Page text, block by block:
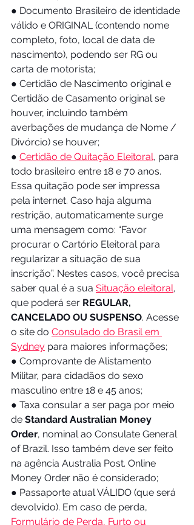
● Documento Brasileiro de identidade
válido e ORIGINAL (contendo nome
completo, foto, local de data de
nascimento), podendo ser RG ou
carta de motorista;
● Certidão de Nascimento original e
Certidão de Casamento original se
houver, incluindo também
averbações de mudança de Nome /
Divórcio) se houver;
● Certidão de Quitação Eleitoral, para
todo brasileiro entre 18 e 70 anos.
Essa quitação pode ser impressa
pela internet. Caso haja alguma
restrição, automaticamente surge
uma mensagem como: “Favor
procurar o Cartório Eleitoral para
regularizar a situação de sua
inscrição”. Nestes casos, você precisa
saber qual é a sua Situação eleitoral,
que poderá ser REGULAR,
CANCELADO OU SUSPENSO. Acesse
o site do Consulado do Brasil em
Sydney para maiores informações;
● Comprovante de Alistamento
Militar, para cidadãos do sexo
masculino entre 18 e 45 anos;
● Taxa consular a ser paga por meio
de Standard Australian Money
Order, nominal ao Consulate General
of Brazil. Isso também deve ser feito
na agência Australia Post. Online
Money Order não é considerado;
● Passaporte atual VÁLIDO (que será
devolvido). Em caso de perda,
Formulário de Perda, Furto ou